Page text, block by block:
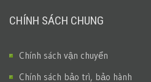
CHÍNH SÁCH CHUNG
Chính sách vận chuyển
Chính sách bảo trì, bảo hành